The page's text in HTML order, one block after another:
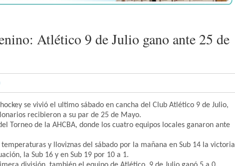
Atlético 9 de Julio gano ante 25 de
se vivió el ultimo sábado en cancha del Club Atlético 9 de Julio,
recibieron a su par de 25 de Mayo.
Torneo de la AHCBA, donde los cuatro equipos locales ganaron ante
temperaturas y lloviznas del sábado por la mañana en Sub 14 la victoria
la Sub 16 y en Sub 19 por 10 a 1.